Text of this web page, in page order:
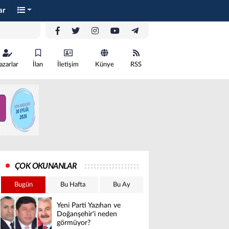
İlan İletişim Künye RSS
ÇOK OKUNANLAR
Bugün Bu Hafta Bu Ay
Yeni Parti Yazıhan ve
Doğanşehir'i neden
görmüyor?